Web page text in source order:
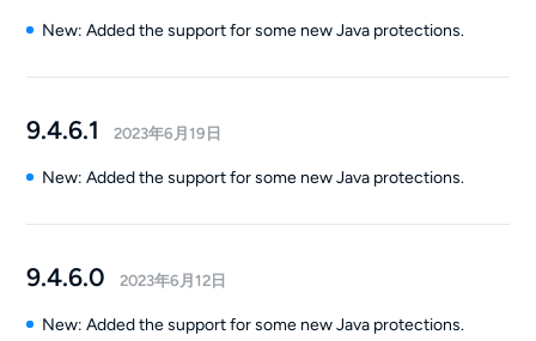
New: Added the support for some new Java protections.
9.4.6.1 2023年6月19日
New: Added the support for some new Java protections.
9.4.6.0 2023年6月12日
New: Added the support for some new Java protections.